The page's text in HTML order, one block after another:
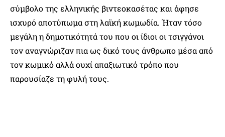
σύμβολο της ελληνικής βιντεοκασέτας και άφησε
ισχυρό αποτύπωμα στη λαϊκή κωμωδία. Ήταν τόσο
μεγάλη η δημοτικότητά του που οι ίδιοι οι τσιγγάνοι
τον αναγνώριζαν πια ως δικό τους άνθρωπο μέσα από
τον κωμικό αλλά ουχί απαξιωτικό τρόπο που
παρουσίαζε τη φυλή τους.